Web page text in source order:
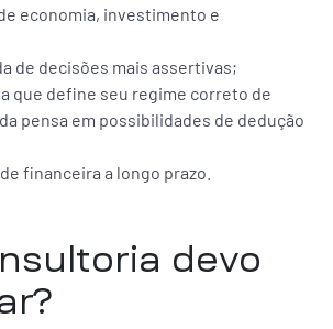
economia, investimento e
de decisões mais assertivas;
que define seu regime correto de
pensa em possibilidades de dedução
financeira a longo prazo.
devo